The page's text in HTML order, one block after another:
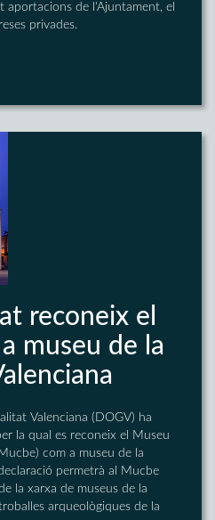
aportacions de l'Ajuntament, el
privades.
reconeix el
museu de la
Valenciana (DOGV) ha
la qual es reconeix el Museu
com a museu de la
permetrà al Mucbe
la xarxa de museus de la
arqueològiques de la